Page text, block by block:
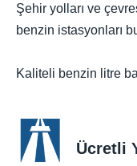
Şehir yolları ve
benzin istasyonları
Kaliteli benzin litre
Ücretli